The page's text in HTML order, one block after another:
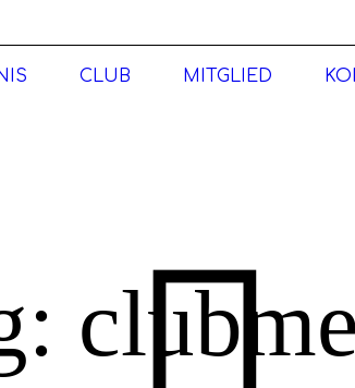
CLUB MITGLIED